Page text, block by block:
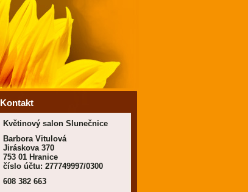
Kontakt
Květinový salon Slunečnice
Barbora Vitulová
Jiráskova 370
753 01 Hranice
číslo účtu: 277749997/0300
608 382 663